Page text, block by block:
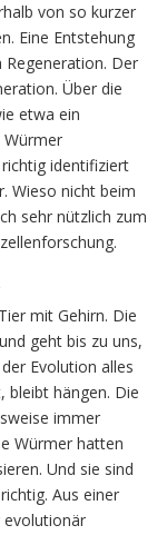
von so kurzer
Eine Entstehung
Regeneration. Der
Über die
etwa ein
Würmer
identifiziert
Wieso nicht beim
sehr nützlich zum
mit Gehirn. Die
geht bis zu uns,
Evolution alles
bleibt hängen. Die
immer
Würmer hatten
Und sie sind
Aus einer
evolutionär